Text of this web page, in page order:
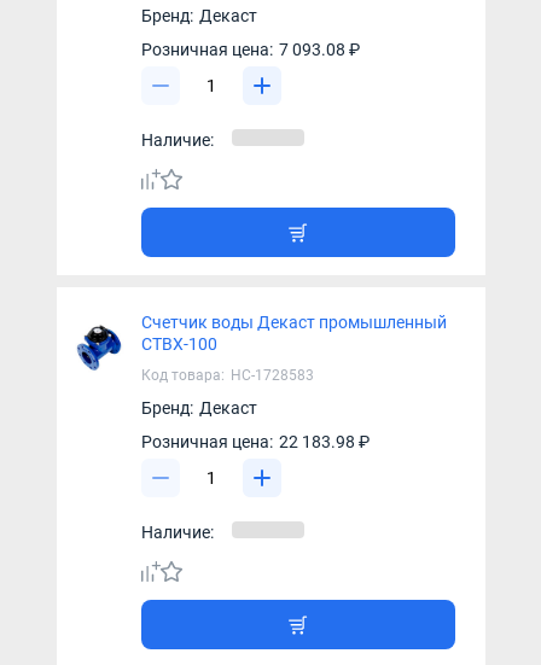
Бренд: Декаст
Розничная цена: 7 093.08 ₽
Наличие:
Счетчик воды Декаст промышленный
СТВХ-100
Код товара: НС-1728583
Бренд: Декаст
Розничная цена: 22 183.98 ₽
Наличие: